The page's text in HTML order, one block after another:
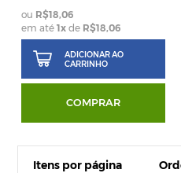
R$18,06
em até1x de R$18,06
ADICIONAR AO
CARRINHO
COMPRAR
Itens por página